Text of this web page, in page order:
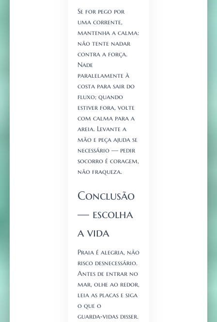
Se for pego por
uma corrente,
mantenha a calma:
não tente nadar
contra a força.
Nade
paralelamente à
costa para sair do
fluxo; quando
estiver fora, volte
com calma para a
areia. Levante a
mão e peça ajuda se
necessário — pedir
socorro é coragem,
não fraqueza.
Conclusão
— escolha
a vida
Praia é alegria, não
risco desnecessário.
Antes de entrar no
mar, olhe ao redor,
leia as placas e siga
o que o
guarda‑vidas disser.